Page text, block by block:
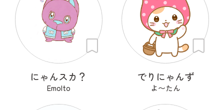
にゃんスカ？
Emolto
でりにゃんず
よ〜たん